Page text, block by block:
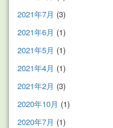
2021年7月 (3)
2021年6月 (1)
2021年5月 (1)
2021年4月 (1)
2021年2月 (3)
2020年10月 (1)
2020年7月 (1)